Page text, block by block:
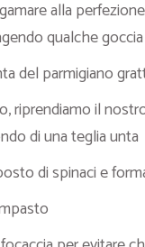
alla
qualche
del parmigiano
riprendiamo il
di una teglia unta
di spinaci e